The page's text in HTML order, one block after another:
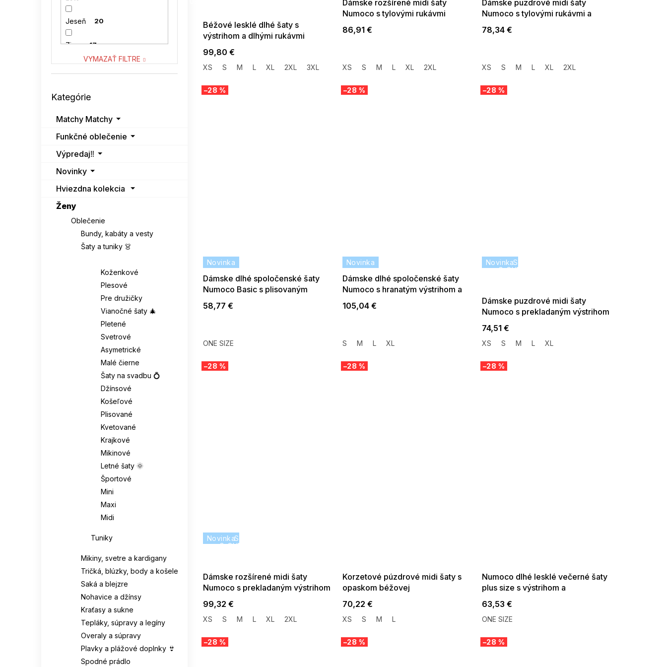
VENATON
VITON
Jeseň 20
Zima 17
VYMAZAŤ FILTRE
kategórie
Kategórie
Matchy Matchy
Funkčné oblečenie
Výpredaj‼️
Novinky
Hviezdna kolekcia
Ženy
Oblečenie
Bundy, kabáty a vesty
Šaty a tuniky 👗
Koženkové
Plesové
Pre družičky
Vianočné šaty 🎄
Pletené
Svetrové
Asymetrické
Malé čierne
Šaty na svadbu 💍
Džínsové
Košeľové
Plisované
Kvetované
Krajkové
Mikinové
Letné šaty 🌞
Športové
Mini
Maxi
Midi
Tuniky
Mikiny, svetre a kardigany
Tričká, blúzky, body a košele
Saká a blejzre
Nohavice a džínsy
Kraťasy a sukne
Tepláky, súpravy a legíny
Overaly a súpravy
Plavky a plážové doplnky 👙
Spodné prádlo
Béžové lesklé dlhé šaty s
výstrihom a dlhými rukávmi
99,80 €
XS S M L XL 2XL 3XL
Dámske rozšírené midi šaty
Numoco s tylovými rukávmi
86,91 €
XS S M L XL 2XL
Dámske puzdrové midi šaty
Numoco s tylovými rukávmi a
78,34 €
XS S M L XL 2XL
Novinka
–28 %
Dámske dlhé spoločenské šaty
Numoco Basic s plisovaným
výstrihom šedobéžové
58,77 €
ONE SIZE
Novinka
–28 %
Dámske dlhé spoločenské šaty
Numoco s hranatým výstrihom a
rázporkom svetlo béžovej
105,04 €
S M L XL
NovinkaSUMMER SALE -35% ?
G_SUMMER35:35:EUR:P:f!2026-
–28 %
Dámske puzdrové midi šaty
Numoco s prekladaným výstrihom
a trblietkami tmavo béžové
74,51 €
XS S M L XL
NovinkaSUMMER SALE -35% ?
G_SUMMER35:35:EUR:P:f!2026-
–28 %
Dámske rozšírené midi šaty
Numoco s prekladaným výstrihom
béžovej
99,32 €
XS S M L XL 2XL
–28 %
Korzetové púzdrové midi šaty s
opaskom béžovej
70,22 €
XS S M L
–28 %
Numoco dlhé lesklé večerné šaty
plus size s výstrihom a
transparentným rukávom
šampansko-béžové
63,53 €
ONE SIZE
–28 % –28 % –28 %